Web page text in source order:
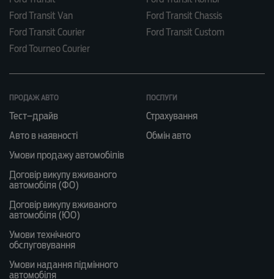
Ford Transit Van
Ford Transit Chassis
Ford Transit Courier
Ford Transit Custom
Ford Tourneo Courier
ПРОДАЖ АВТО
Тест–драйв
Авто в наявності
Умови продажу автомобілів
Договір викупу вживаного
автомобіля (ФО)
Договір викупу вживаного
автомобіля (ЮО)
Умови технічного
обслуговування
Умови надання підмінного
автомобіля
ПОСЛУГИ
Страхування
Обмін авто